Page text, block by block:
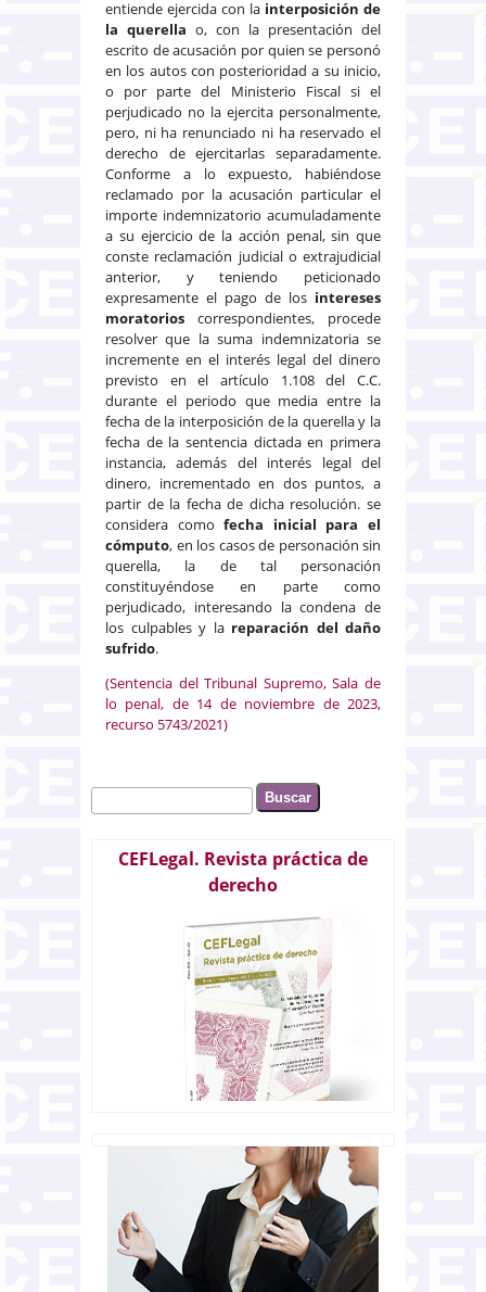
entiende ejercida con la interposición de
la querella o, con la presentación del
escrito de acusación por quien se personó
en los autos con posterioridad a su inicio,
o por parte del Ministerio Fiscal si el
perjudicado no la ejercita personalmente,
pero, ni ha renunciado ni ha reservado el
derecho de ejercitarlas separadamente.
Conforme a lo expuesto, habiéndose
reclamado por la acusación particular el
importe indemnizatorio acumuladamente
a su ejercicio de la acción penal, sin que
conste reclamación judicial o extrajudicial
anterior, y teniendo peticionado
expresamente el pago de los intereses
moratorios correspondientes, procede
resolver que la suma indemnizatoria se
incremente en el interés legal del dinero
previsto en el artículo 1.108 del C.C.
durante el periodo que media entre la
fecha de la interposición de la querella y la
fecha de la sentencia dictada en primera
instancia, además del interés legal del
dinero, incrementado en dos puntos, a
partir de la fecha de dicha resolución. se
considera comofecha inicial para el
cómputo, en los casos de personación sin
querella, la de tal personación
constituyéndose en parte como
perjudicado, interesando la condena de
los culpables y la reparación del daño
sufrido.
(Sentencia del Tribunal Supremo, Sala de
lo penal, de 14 de noviembre de 2023,
recurso 5743/2021)
Formulario de búsqueda
Buscar
CEFLegal. Revista práctica de
derecho